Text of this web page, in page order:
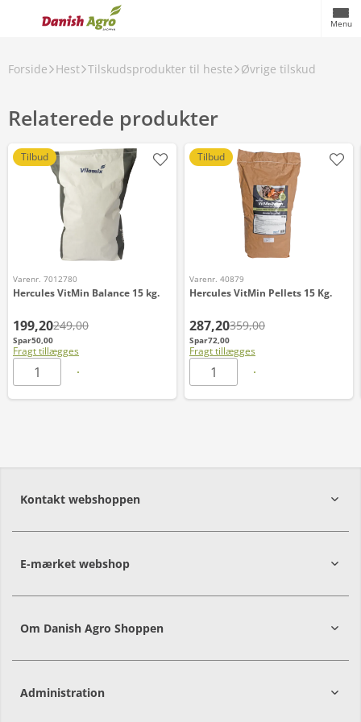
Menu
Forside Hest Tilskudsprodukter til heste Øvrige tilskud
Relaterede produkter
Tilbud
Varenr. 7012780
Hercules VitMin Balance 15 kg.
199,20249,00
Spar50,00
Fragt tillægges
Tilbud
Varenr. 40879
Hercules VitMin Pellets 15 Kg.
287,20359,00
Spar72,00
Fragt tillægges
Kontakt webshoppen
E-mærket webshop
Om Danish Agro Shoppen
Administration